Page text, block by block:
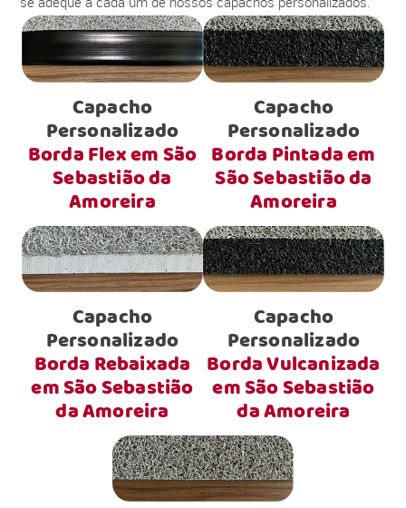
Capacho
Personalizado
Borda Flex em São
Sebastião da
Amoreira
Capacho
Personalizado
Borda Pintada em
São Sebastião da
Amoreira
Capacho
Personalizado
Borda Rebaixada
em São Sebastião
da Amoreira
Capacho
Personalizado
Borda Vulcanizada
em São Sebastião
da Amoreira